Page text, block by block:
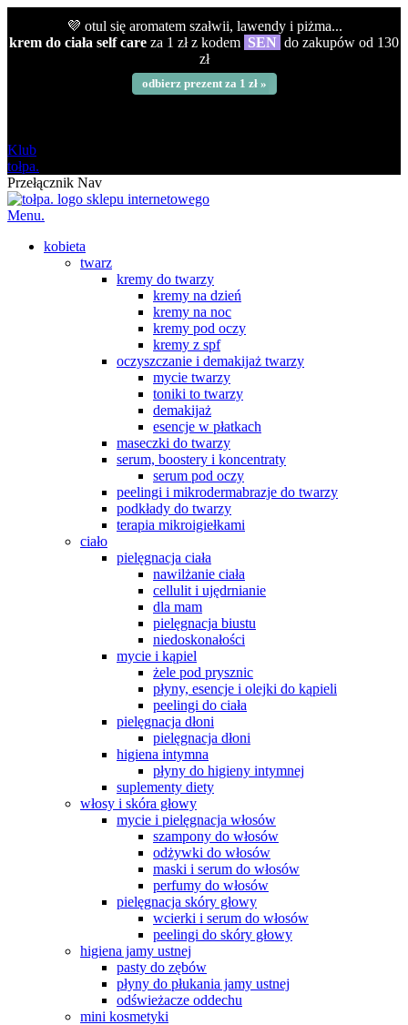
💜 otul się aromatem szałwii, lawendy i piżma...
krem do ciała self care za 1 zł z kodem SEN do zakupów od 130
zł
odbierz prezent za 1 zł »
Klub
tołpa.
Przełącznik Nav
Menu.
kobieta
twarz
kremy do twarzy
kremy na dzień
kremy na noc
kremy pod oczy
kremy z spf
oczyszczanie i demakijaż twarzy
mycie twarzy
toniki to twarzy
demakijaż
esencje w płatkach
maseczki do twarzy
serum, boostery i koncentraty
serum pod oczy
peelingi i mikrodermabrazje do twarzy
podkłady do twarzy
terapia mikroigiełkami
ciało
pielęgnacja ciała
nawilżanie ciała
cellulit i ujędrnianie
dla mam
pielęgnacja biustu
niedoskonałości
mycie i kąpiel
żele pod prysznic
płyny, esencje i olejki do kąpieli
peelingi do ciała
pielęgnacja dłoni
pielęgnacja dłoni
higiena intymna
płyny do higieny intymnej
suplementy diety
włosy i skóra głowy
mycie i pielęgnacja włosów
szampony do włosów
odżywki do włosów
maski i serum do włosów
perfumy do włosów
pielęgnacja skóry głowy
wcierki i serum do włosów
peelingi do skóry głowy
higiena jamy ustnej
pasty do zębów
płyny do płukania jamy ustnej
odświeżacze oddechu
mini kosmetyki